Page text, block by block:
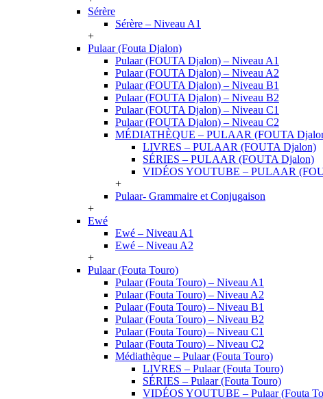
Sérère
Sérère – Niveau A1
+
Pulaar (Fouta Djalon)
Pulaar (FOUTA Djalon) – Niveau A1
Pulaar (FOUTA Djalon) – Niveau A2
Pulaar (FOUTA Djalon) – Niveau B1
Pulaar (FOUTA Djalon) – Niveau B2
Pulaar (FOUTA Djalon) – Niveau C1
Pulaar (FOUTA Djalon) – Niveau C2
MÉDIATHÈQUE – PULAAR (FOUTA
LIVRES – PULAAR (FOUTA Djalon)
SÉRIES – PULAAR (FOUTA Djalon)
VIDÉOS YOUTUBE – PULAAR
+
Pulaar- Grammaire et Conjugaison
+
Ewé
Ewé – Niveau A1
Ewé – Niveau A2
+
Pulaar (Fouta Touro)
Pulaar (Fouta Touro) – Niveau A1
Pulaar (Fouta Touro) – Niveau A2
Pulaar (Fouta Touro) – Niveau B1
Pulaar (Fouta Touro) – Niveau B2
Pulaar (Fouta Touro) – Niveau C1
Pulaar (Fouta Touro) – Niveau C2
Médiathèque – Pulaar (Fouta Touro)
LIVRES – Pulaar (Fouta Touro)
SÉRIES – Pulaar (Fouta Touro)
VIDÉOS YOUTUBE – Pulaar (Fouta